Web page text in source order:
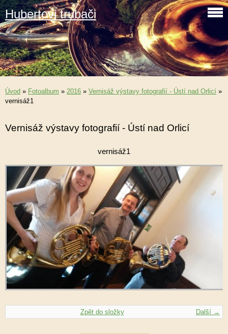
Hubertovi trubači
Úvod » Fotoalbum » 2016 » Vernisáž výstavy fotografií - Ústí nad Orlicí »
vernisáž1
Vernisáž výstavy fotografií - Ústí nad Orlicí
vernisáž1
Další →
Zpět do složky